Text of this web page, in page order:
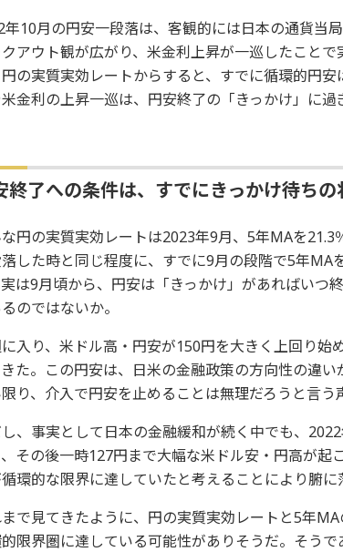
年10月の円安一段落は、客観的には日本の通貨当
クアウト観が広がり、米金利上昇が一巡したこと
円の実質実効レートからすると、すでに循環的円
金利の上昇一巡は、円安終了の「きっかけ」に過
終了への条件は、すでにきっかけ待ちの
円の実質実効レートは2023年9月、5年MAを
した時と同じ程度に、すでに9月の段階で5年MA
実は9月頃から、円安は「きっかけ」があればいつ
のではないか。
入り、米ドル高・円安が150円を大きく上回り始
た。この円安は、日米の金融政策の方向性の違
り、介入で円安を止めることは無理だろうと言う
、事実として日本の金融緩和が続く中でも、
その後一時127円まで大幅な米ドル安・円高が起
環的な限界に達していたと考えることにより腑に
まで見てきたように、円の実質実効レートと5年
限界圏に達している可能性がありそうだ。そう